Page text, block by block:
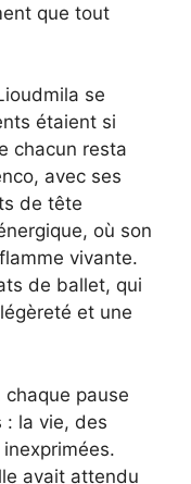
que tout
se
étaient si
chacun resta
avec ses
de tête
où son
vivante.
de ballet, qui
et une
pause
: la vie, des
avait attendu